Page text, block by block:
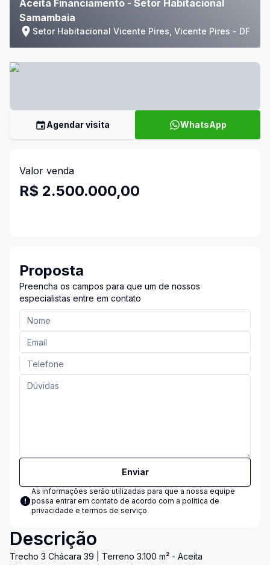
Aceita Financiamento - Setor Habitacional
Samambaia
Setor Habitacional Vicente Pires, Vicente Pires - DF
Agendar visita WhatsApp
Valor venda
R$ 2.500.000,00
Proposta
Preencha os campos para que um de nossos
especialistas entre em contato
Enviar
As informações serão utilizadas para que a nossa equipe
possa entrar em contato de acordo com a política de
privacidade e termos de serviço
Descrição
Trecho 3 Chácara 39 | Terreno 3.100 m² - Aceita